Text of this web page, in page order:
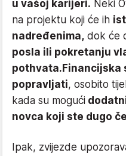
u vašoj karijeri. Neki
na projektu koji će ih
nadređenima, dok će
posla ili pokretanju
pothvata.Financijska
popravljati, osobito
kada su mogući
novca koji ste dugo
Ipak, zvijezde